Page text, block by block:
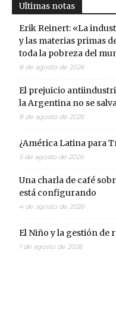
Ultimas notas
Erik Reinert: «La
y las materias primas
toda la pobreza del
8 de agosto de 2026
El prejuicio
la Argentina no se
8 de agosto de 2026
¿América Latina para
5 de agosto de 2026
Una charla de café
está configurando
4 de agosto de 2026
El Niño y la gestión de
1 de agosto de 2026